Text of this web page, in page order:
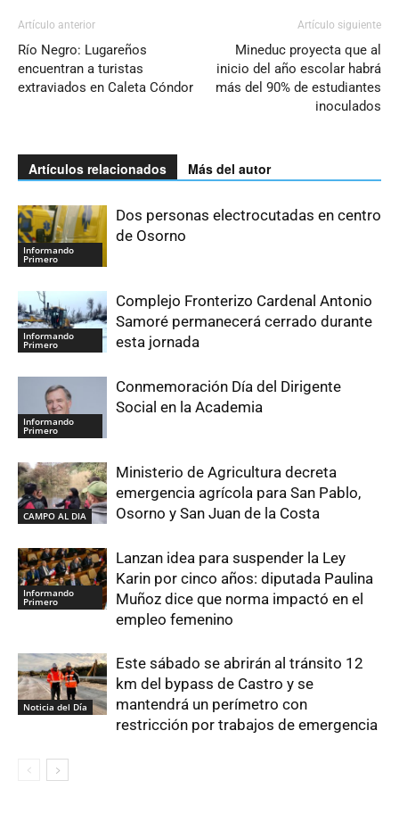
Artículo anterior
Río Negro: Lugareños
encuentran a turistas
extraviados en Caleta Cóndor
Artículo siguiente
Mineduc proyecta que al
inicio del año escolar habrá
más del 90% de estudiantes
inoculados
Artículos relacionados Más del autor
Informando
Primero
Dos personas electrocutadas en centro
de Osorno
Informando
Primero
Complejo Fronterizo Cardenal Antonio
Samoré permanecerá cerrado durante
esta jornada
Informando
Primero
Conmemoración Día del Dirigente
Social en la Academia
CAMPO AL DIA
Ministerio de Agricultura decreta
emergencia agrícola para San Pablo,
Osorno y San Juan de la Costa
Informando
Primero
Lanzan idea para suspender la Ley
Karin por cinco años: diputada Paulina
Muñoz dice que norma impactó en el
empleo femenino
Noticia del Día
Este sábado se abrirán al tránsito 12
km del bypass de Castro y se
mantendrá un perímetro con
restricción por trabajos de emergencia